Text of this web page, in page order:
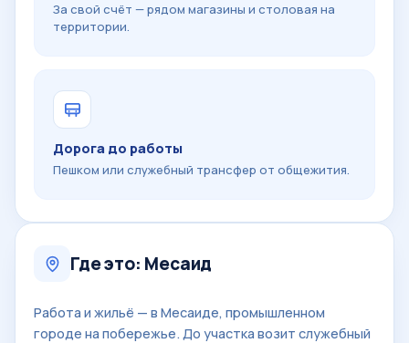
За свой счёт — рядом магазины и столовая на
территории.
Дорога до работы
Пешком или служебный трансфер от общежития.
Где это: Месаид
Работа и жильё — в Месаиде, промышленном
городе на побережье. До участка возит служебный